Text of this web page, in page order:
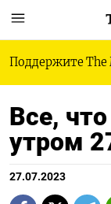
Поддержите The
Все,
утром
27.07.2023